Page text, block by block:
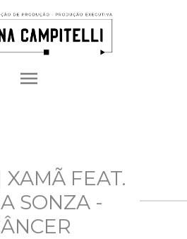
menu
XAMÃ FEAT.
SONZA -